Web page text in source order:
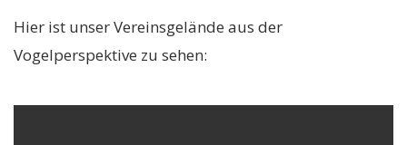
Hier ist unser Vereinsgelände aus der
Vogelperspektive zu sehen: